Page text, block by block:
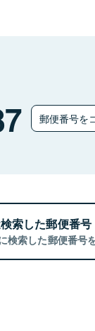
郵便番号を
索した郵便番号
検索した郵便番号